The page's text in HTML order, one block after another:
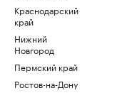
Краснодарский
край
Нижний
Новгород
Пермский край
Ростов-на-Дону